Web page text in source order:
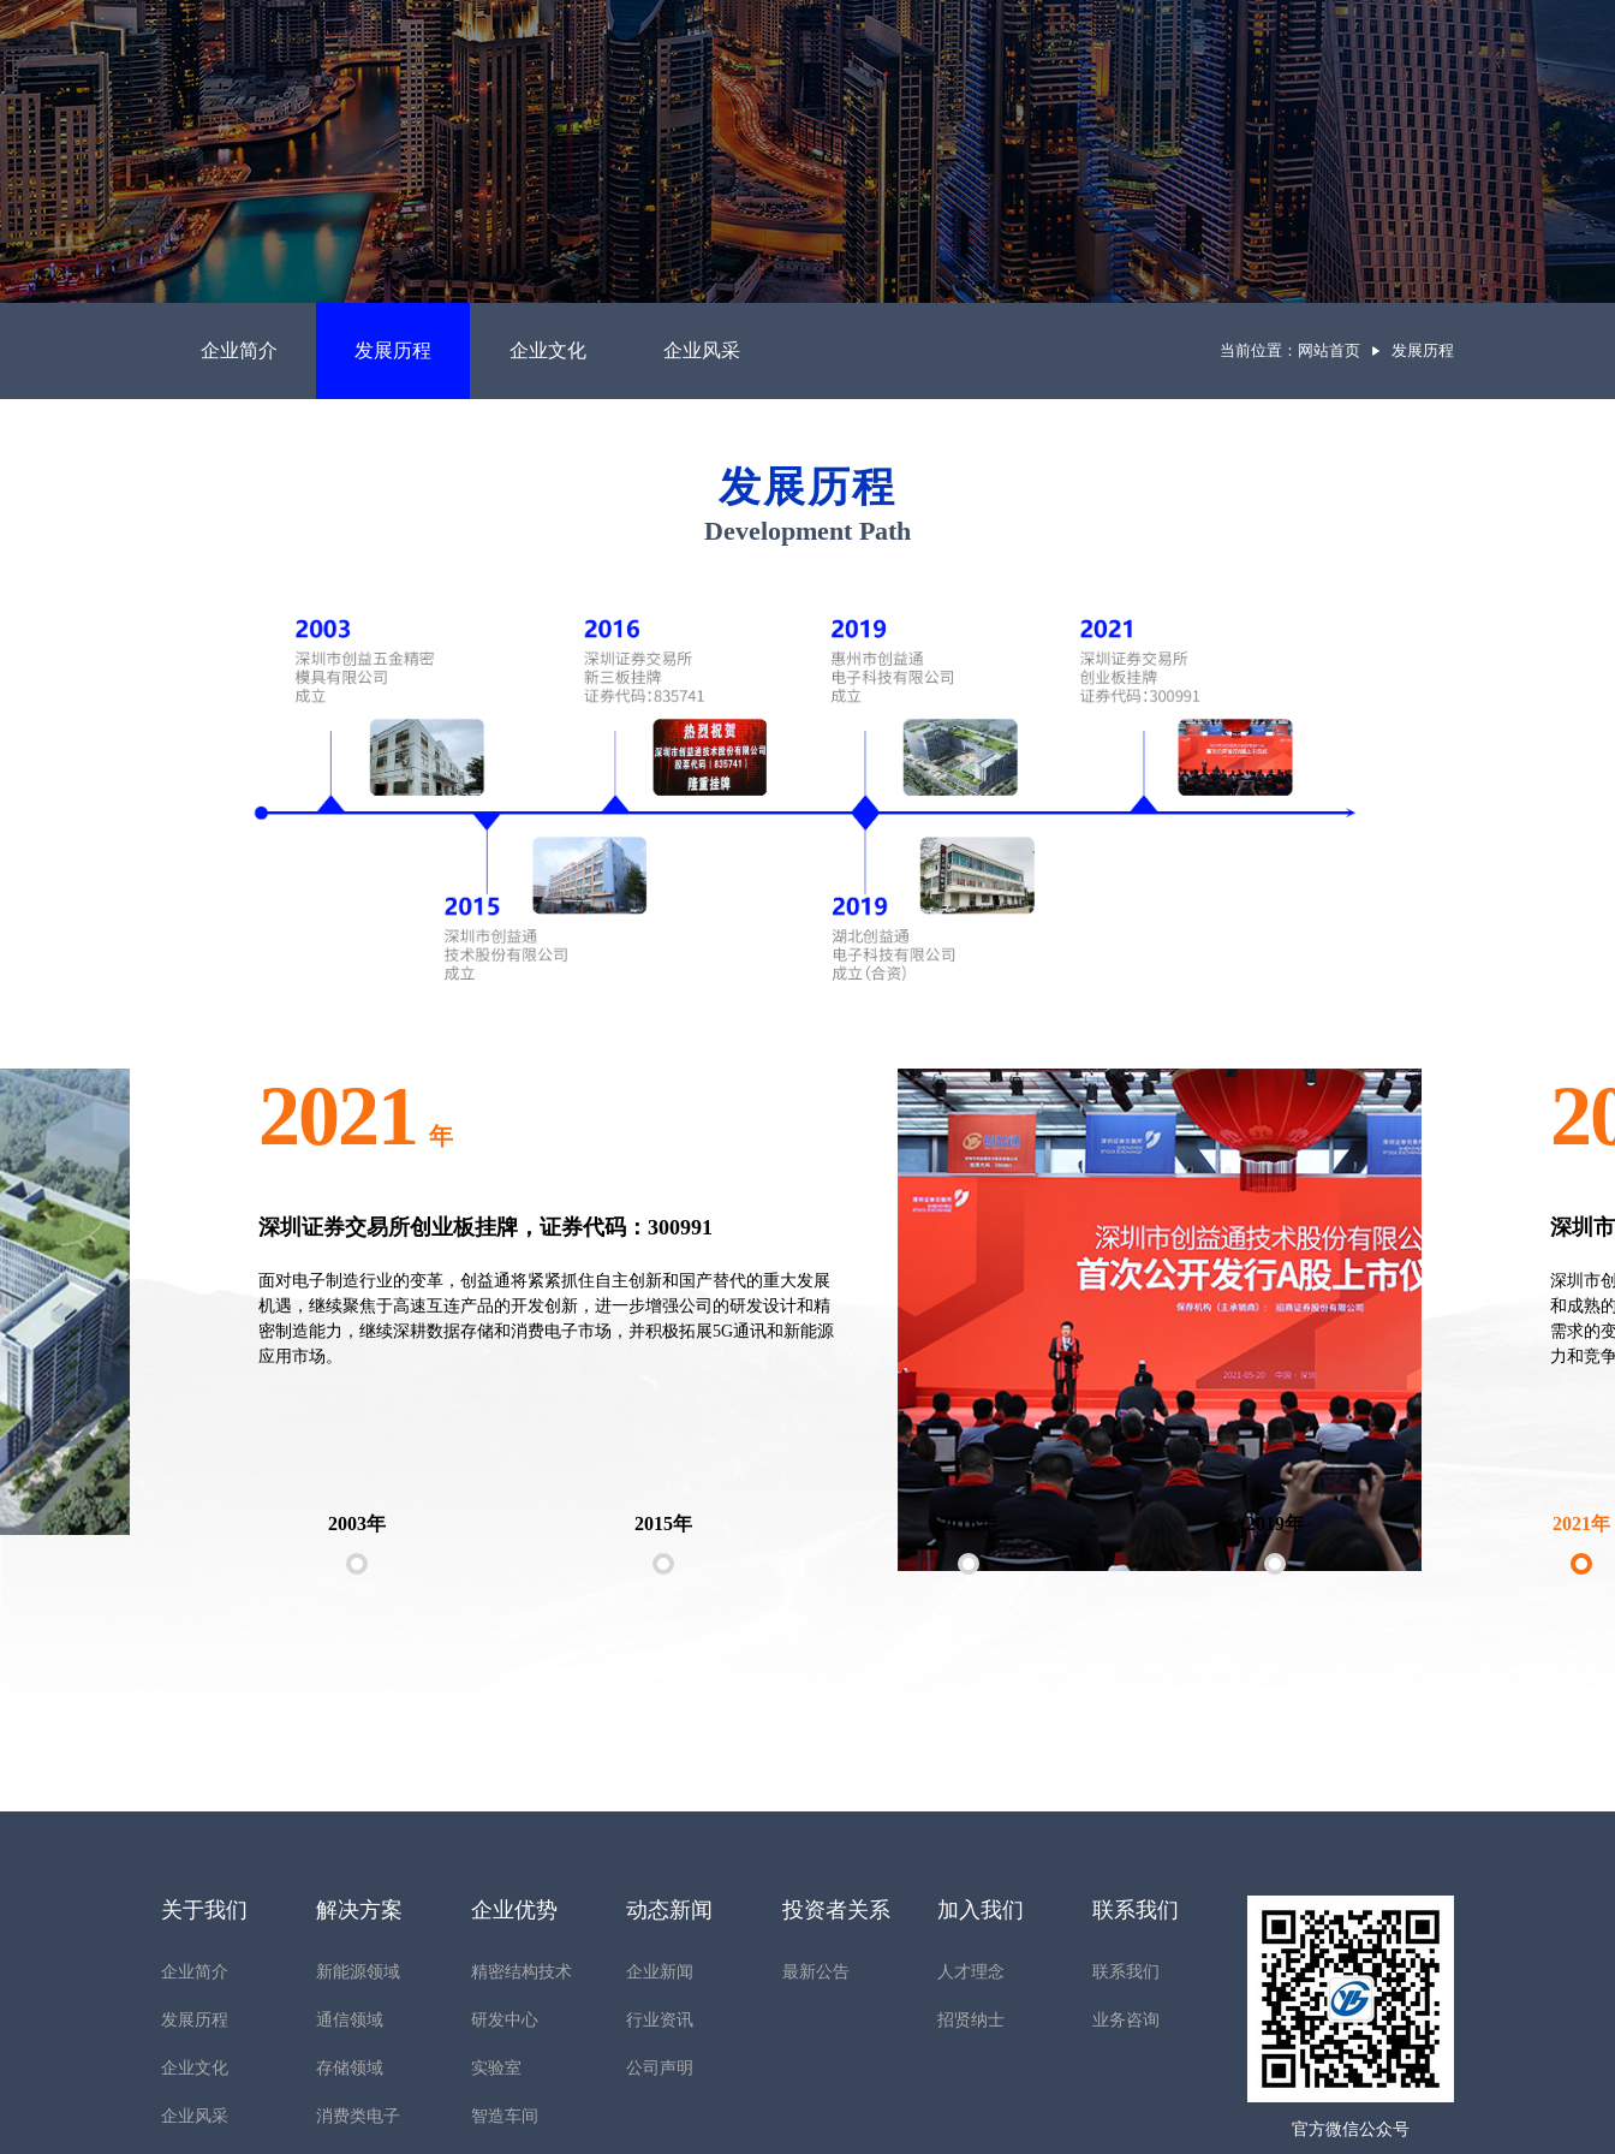
企业简介 发展历程 企业文化 企业风采 当前位置： 网站首页 发展历程
发展历程
Development Path
2021 年
深圳证券交易所创业板挂牌，证券代码：300991
面对电子制造行业的变革，创益通将紧紧抓住自主创新和国产替代的重大发展
机遇，继续聚焦于高速互连产品的开发创新，进一步增强公司的研发设计和精
密制造能力，继续深耕数据存储和消费电子市场，并积极拓展5G通讯和新能源
应用市场。
深圳
深圳市
和成熟
需求的
力和竞
2003年 2015年 2016年 2019年 2021年
关于我们
企业简介
发展历程
企业文化
企业风采
解决方案
新能源领域
通信领域
存储领域
消费类电子
企业优势
精密结构技术
研发中心
实验室
智造车间
动态新闻
企业新闻
行业资讯
公司声明
投资者关系
最新公告
加入我们
人才理念
招贤纳士
联系我们
联系我们
业务咨询
官方微信公众号